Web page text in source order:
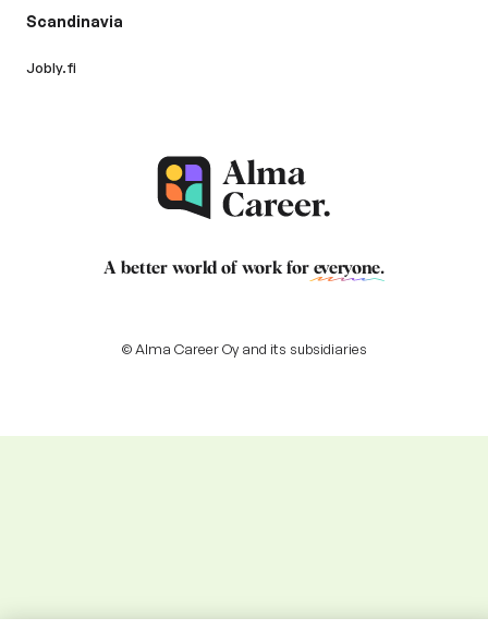
Scandinavia
Jobly.fi
A better world of work for everyone.
© Alma Career Oy and its subsidiaries